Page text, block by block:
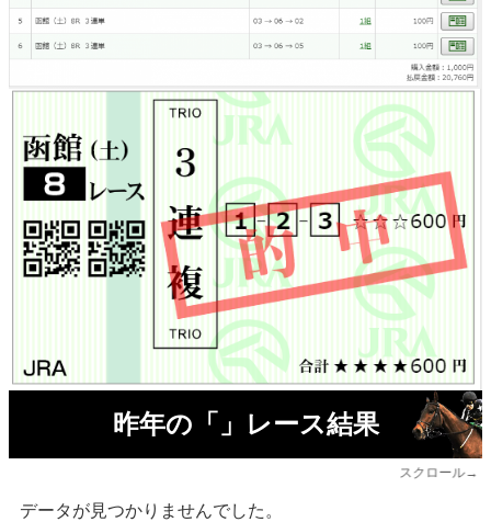
昨年の「」レース結果
スクロール→
データが見つかりませんでした。